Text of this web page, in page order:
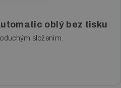
oblý bez tisku
složením.